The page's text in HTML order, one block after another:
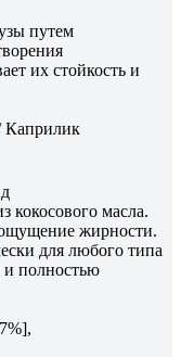
путем
их стойкость и
Каприлик
кокосового масла.
ощущение жирности.
для любого типа
полностью